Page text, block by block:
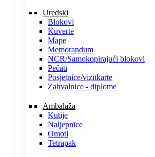
Uredski
Blokovi
Kuverte
Mape
Memorandum
NCR/Samokopirajući blokovi
Pečati
Posjetnice/vizitkarte
Zahvalnice - diplome
Ambalaža
Kutije
Naljepnice
Omoti
Tetrapak